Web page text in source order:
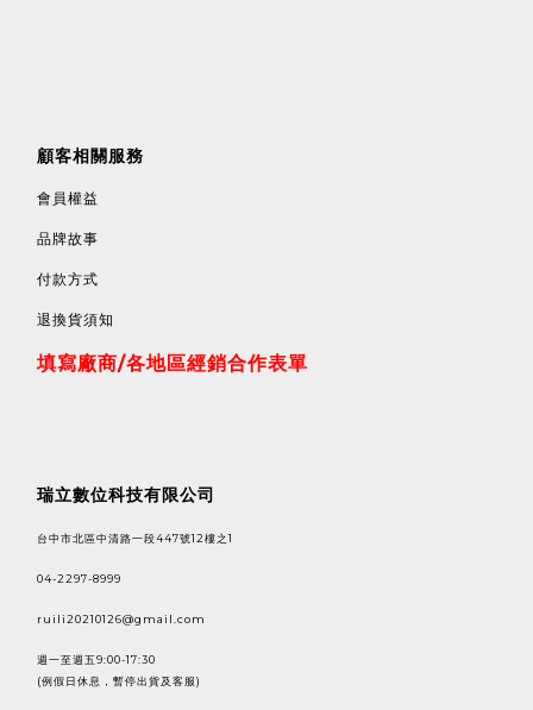
顧客相關服務
會員權益
品牌故事
付款方式
退換貨須知
填寫廠商/各地區經銷合作表單
瑞立數位科技有限公司
台中市北區中清路一段447號12樓之1
04-2297-8999
ruili20210126@gmail.com
週一至週五9:00-17:30
(例假日休息，暫停出貨及客服)